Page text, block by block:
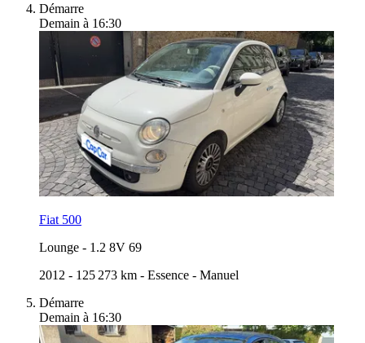
Démarre
Demain à 16:30
Fiat 500
Lounge - 1.2 8V 69
2012 - 125 273 km - Essence - Manuel
Démarre
Demain à 16:30